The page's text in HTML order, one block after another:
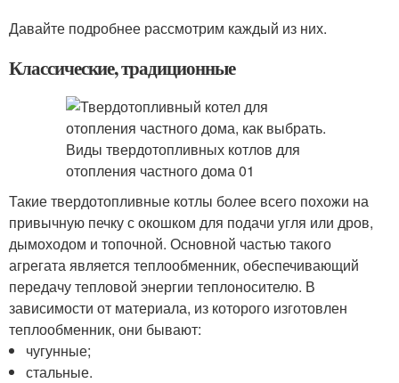
Давайте подробнее рассмотрим каждый из них.
Классические, традиционные
Такие твердотопливные котлы более всего похожи на
привычную печку с окошком для подачи угля или дров,
дымоходом и топочной. Основной частью такого
агрегата является теплообменник, обеспечивающий
передачу тепловой энергии теплоносителю. В
зависимости от материала, из которого изготовлен
теплообменник, они бывают:
чугунные;
стальные.